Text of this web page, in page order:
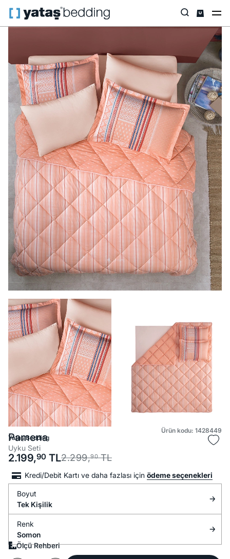
Anasayfa Ev Tekstili Tüm Ev Tekstili Pamena
Ürün kodu: 1428449
Yataş Bedding
Pamena
Uyku Seti
2.299,90 TL
2.199,90 TL
Kredi/Debit Kartı ve daha fazlası için ödeme seçenekleri
Boyut
Tek Kişilik
Renk
Somon
Ölçü Rehberi